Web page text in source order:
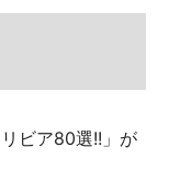
ビア80選!!」が